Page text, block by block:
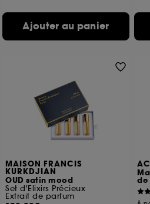
Ajouter au panier
MAISON FRANCIS
KURKDJIAN
OUD satin mood
Set d'Elixirs Précieux
Extrait de parfum
de